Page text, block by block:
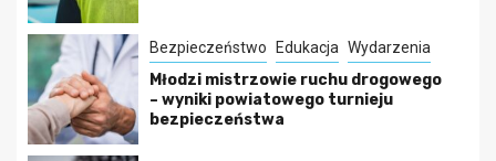
Bezpieczeństwo Edukacja Wydarzenia
Młodzi mistrzowie ruchu drogowego
– wyniki powiatowego turnieju
bezpieczeństwa